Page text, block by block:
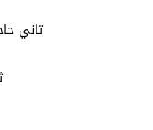
تاني